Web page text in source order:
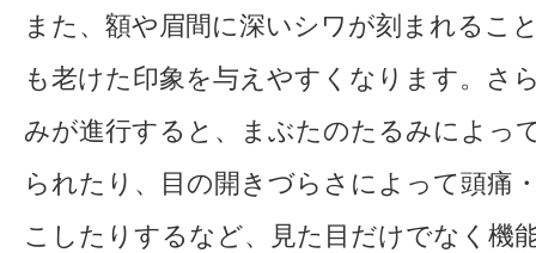
また、額や眉間に深いシワが刻まれるこ
も老けた印象を与えやすくなります。さ
みが進行すると、まぶたのたるみによっ
られたり、目の開きづらさによって頭痛
こしたりするなど、見た目だけでなく機